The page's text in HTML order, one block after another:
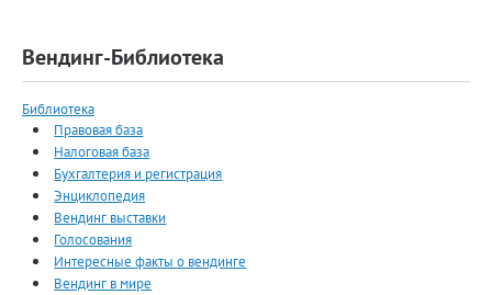
Вендинг-Библиотека
Библиотека
Правовая база
Налоговая база
Бухгалтерия и регистрация
Энциклопедия
Вендинг выставки
Голосования
Интересные факты о вендинге
Вендинг в мире